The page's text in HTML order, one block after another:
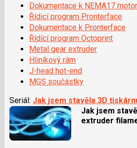
Dokumentace k NEMA17
Řídicí program Pronterface
Dokumentace k Pronterface
Řídící program Octoprint
Metal gear extruder
Hliníkový rám
J-head hot-end
MGS součástky
Seriál: Jak jsem stavěla 3D
Jak jsem
extruder